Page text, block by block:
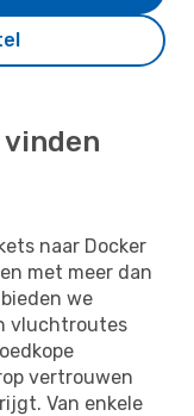
naar Docker
met meer dan
we
vluchtroutes
vertrouwen
Van enkele